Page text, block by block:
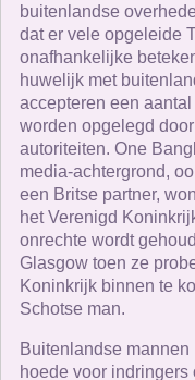
buitenlandse
dat er vele opgeleide
onafhankelijke
huwelijk met
accepteren een
worden opgelegd
autoriteiten. One
media-achtergrond,
een Britse partner,
het Verenigd
onrechte wordt
Glasgow toen ze
Koninkrijk binnen te
Schotse man.
Buitenlandse
hoede voor